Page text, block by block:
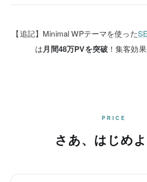
【追記】Minimal WPテーマを使った
は月間48万PVを突破 ！集客効
PRICE
さあ、はじめよ